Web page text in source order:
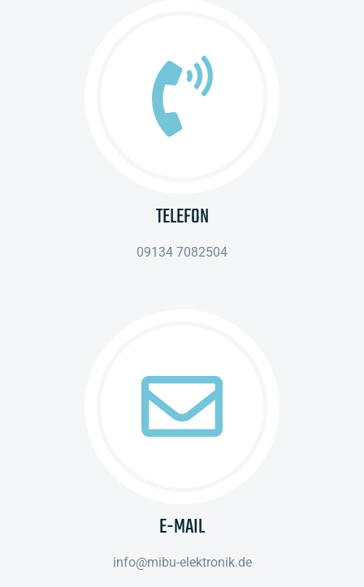
TELEFON
09134 7082504
E-MAIL
info@mibu-elektronik.de